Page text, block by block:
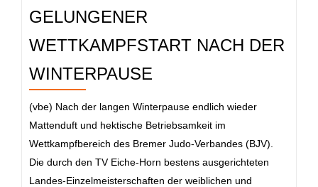
GELUNGENER
WETTKAMPFSTART NACH DER
WINTERPAUSE
(vbe) Nach der langen Winterpause endlich wieder
Mattenduft und hektische Betriebsamkeit im
Wettkampfbereich des Bremer Judo-Verbandes (BJV).
Die durch den TV Eiche-Horn bestens ausgerichteten
Landes-Einzelmeisterschaften der weiblichen und